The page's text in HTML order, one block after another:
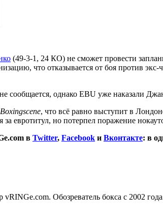
(49-3-1, 24 КО) не сможет провести
что отказывается от боя против
сообщается, однако EBU уже наказали
Boxingscene, что всё равно выступит в
за евротитул, но потерпел поражение
в Twitter, Facebook и Вконтакте: в
Обозреватель бокса с 2002